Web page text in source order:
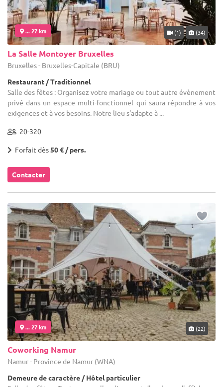
... 27 km (1) (34)
La Salle Montoyer Bruxelles
Bruxelles - Bruxelles-Capitale (BRU)
Restaurant / Traditionnel
Salle des fêtes : Organisez votre mariage ou tout autre évènement
privé dans un espace multi-fonctionnel qui saura répondre à vos
exigences et à vos besoins. Notre lieu s'adapte à ...
20-320
Forfait dès 50 € / pers.
Contacter
... 27 km (22)
Coworking Namur
Namur - Province de Namur (WNA)
Demeure de caractère / Hôtel particulier